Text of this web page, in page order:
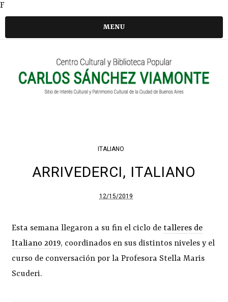
F
MENU
ITALIANO
ARRIVEDERCI, ITALIANO
12/15/2019
Esta semana llegaron a su fin el ciclo de talleres de
Italiano 2019, coordinados en sus distintos niveles y el
curso de conversación por la Profesora Stella Maris
Scuderi.